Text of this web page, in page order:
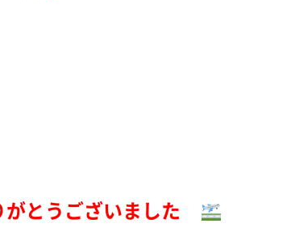
とうございました